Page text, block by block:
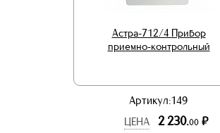
Астра-712/4 Прибор
приемно-контрольный
Артикул:149
ЦЕНА
2 230.00 р.